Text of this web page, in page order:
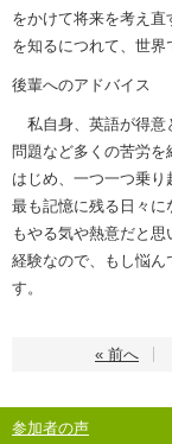
をかけて将来を考え
を知るにつれて、世界
後輩へのアドバイス
私自身、英語が得意
問題など多くの苦労
はじめ、一つ一つ乗
最も記憶に残る日々に
もやる気や熱意だと
経験なので、もし悩ん
す。
« 前へ
参加者の声